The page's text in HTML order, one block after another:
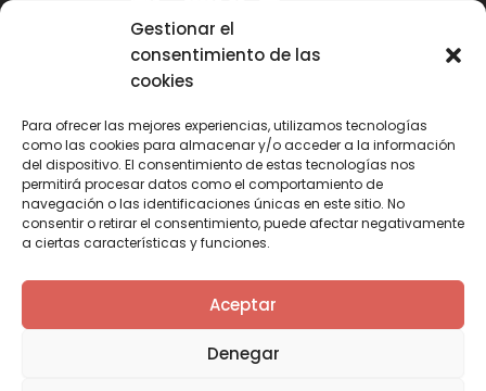
Gestionar el
consentimiento de las
cookies
Para ofrecer las mejores experiencias, utilizamos tecnologías
como las cookies para almacenar y/o acceder a la información
del dispositivo. El consentimiento de estas tecnologías nos
permitirá procesar datos como el comportamiento de
navegación o las identificaciones únicas en este sitio. No
consentir o retirar el consentimiento, puede afectar negativamente
a ciertas características y funciones.
Aceptar
Denegar
Email
mule@mulecarajonero.com
Síguenos en redes sociales
a
T
w
i
t
Y
o
u
t
n